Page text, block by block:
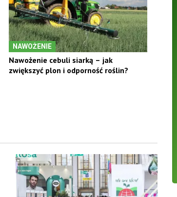
NAWOŻENIE
Nawożenie cebuli siarką – jak
zwiększyć plon i odporność roślin?